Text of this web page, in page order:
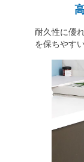
耐久性に優
を保ちやす